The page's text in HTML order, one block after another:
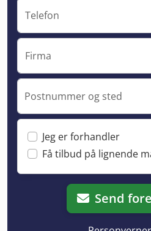
Telefon
Firma
Postnummer og sted
Jeg er forhandler
Få tilbud på lignende
Send